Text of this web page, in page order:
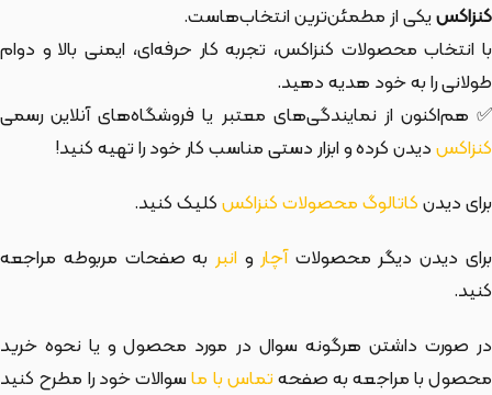
کنزاکسیکی از مطمئن‌ترین انتخاب‌هاست.
با انتخاب محصولات کنزاکس، تجربه کار حرفه‌ای، ایمنی بالا و دوام
طولانی را به خود هدیه دهید.
✅ هم‌اکنون از نمایندگی‌های معتبر یا فروشگاه‌های آنلاین رسمی
کنزاکسدیدن کرده و ابزار دستی مناسب کار خود را تهیه کنید!
برای دیدنکاتالوگ محصولات کنزاکسکلیک کنید.
برای دیدن دیگر محصولاتآچار و انبربه صفحات مربوطه مراجعه
کنید.
در صورت داشتن هرگونه سوال در مورد محصول و یا نحوه خرید
محصول با مراجعه به صفحهتماس با ماسوالات خود را مطرح کنید